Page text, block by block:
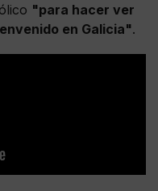
"para hacer ver
en Galicia".